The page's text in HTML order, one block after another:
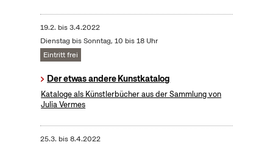
19.2. bis3.4.2022
Dienstag bis Sonntag, 10 bis 18 Uhr
Eintritt frei
Der etwas andere Kunstkatalog
Kataloge als Künstlerbücher aus der Sammlung von
Julia Vermes
25.3. bis8.4.2022